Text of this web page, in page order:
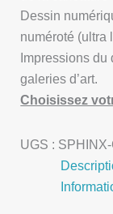
Dessin
numéroté (ultra
Impressions du
galeries d’art.
Choisissez
UGS :